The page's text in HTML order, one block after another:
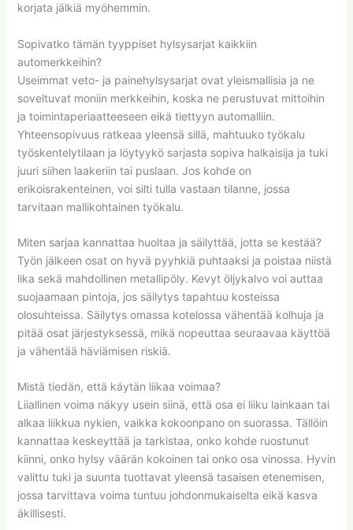
korjata jälkiä myöhemmin.
Sopivatko tämän tyyppiset hylsysarjat kaikkiin
automerkkeihin?
Useimmat veto- ja painehylsysarjat ovat yleismallisia ja ne
soveltuvat moniin merkkeihin, koska ne perustuvat mittoihin
ja toimintaperiaatteeseen eikä tiettyyn automalliin.
Yhteensopivuus ratkeaa yleensä sillä, mahtuuko työkalu
työskentelytilaan ja löytyykö sarjasta sopiva halkaisija ja tuki
juuri siihen laakeriin tai puslaan. Jos kohde on
erikoisrakenteinen, voi silti tulla vastaan tilanne, jossa
tarvitaan mallikohtainen työkalu.
Miten sarjaa kannattaa huoltaa ja säilyttää, jotta se kestää?
Työn jälkeen osat on hyvä pyyhkiä puhtaaksi ja poistaa niistä
lika sekä mahdollinen metallipöly. Kevyt öljykalvo voi auttaa
suojaamaan pintoja, jos säilytys tapahtuu kosteissa
olosuhteissa. Säilytys omassa kotelossa vähentää kolhuja ja
pitää osat järjestyksessä, mikä nopeuttaa seuraavaa käyttöä
ja vähentää häviämisen riskiä.
Mistä tiedän, että käytän liikaa voimaa?
Liiallinen voima näkyy usein siinä, että osa ei liiku lainkaan tai
alkaa liikkua nykien, vaikka kokoonpano on suorassa. Tällöin
kannattaa keskeyttää ja tarkistaa, onko kohde ruostunut
kiinni, onko hylsy väärän kokoinen tai onko osa vinossa. Hyvin
valittu tuki ja suunta tuottavat yleensä tasaisen etenemisen,
jossa tarvittava voima tuntuu johdonmukaiselta eikä kasva
äkillisesti.